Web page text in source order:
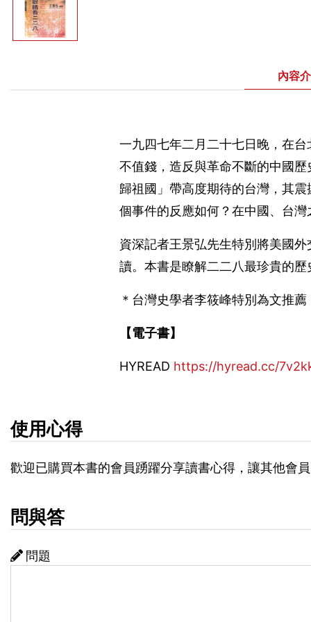
內容
一九四七年二月二十七日晚，在
不值錢，造反與革命不斷的中國
歸祖國」帶高度期待的台灣，其
個事件的反應如何？在中國、台
資深記者王景弘先生特別將美國
讀。本書是瞭解二二八最珍貴的歷
＊台灣史學者李筱峰特別為文推薦
【電子書】
HYREAD https://hyread.cc/
使用心得
歡迎已購買本書的會員踴躍分享讀書心得，讓其他會
問與答
問題